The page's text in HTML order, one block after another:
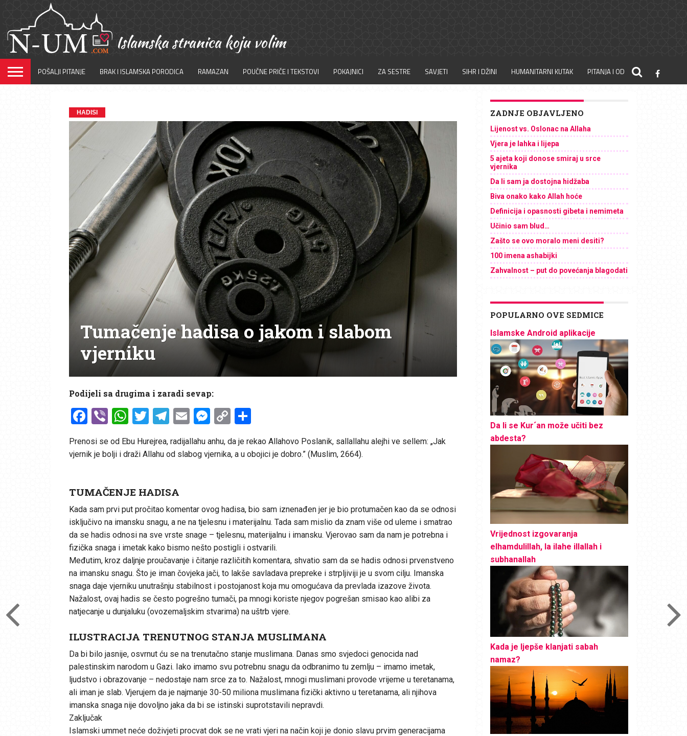
POŠALJI PITANJE BRAK I ISLAMSKA PORODICA RAMAZAN POUČNE PRIČE I TEKSTOVI POKAJNICI ZA SESTRE SAVJETI SIHR I DŽINI HUMANITARNI KUTAK PITANJA I ODGOVORI
HADISI
Tumačenje hadisa o jakom i slabom
vjerniku
Podijeli sa drugima i zaradi sevap:
Facebook
ViberWhatsApp
Twitter
Telegram
EmailMessenger
CopyShare
Prenosi se od Ebu Hurejrea, radijallahu anhu, da je rekao Allahovo Poslanik, sallallahu alejhi ve sellem: „Jak
vjernik je bolji i draži Allahu od slabog vjernika, a u obojici je dobro.” (Muslim, 2664).
TUMAČENJE HADISA
Kada sam prvi put pročitao komentar ovog hadisa, bio sam iznenađen jer je bio protumačen kao da se odnosi
isključivo na imansku snagu, a ne na tjelesnu i materijalnu. Tada sam mislio da znam više od uleme i smatrao
da se hadis odnosi na sve vrste snage – tjelesnu, materijalnu i imansku. Vjerovao sam da nam je potrebna i
fizička snaga i imetak kako bismo nešto postigli i ostvarili.
Međutim, kroz daljnje proučavanje i čitanje različitih komentara, shvatio sam da se hadis odnosi prvenstveno
na imansku snagu. Što je iman čovjeka jači, to lakše savladava prepreke i strpljiviji je u svom cilju. Imanska
snaga daje vjerniku unutrašnju stabilnost i postojanost koja mu omogućava da prevlada izazove života.
Nažalost, ovaj hadis se često pogrešno tumači, pa mnogi koriste njegov pogrešan smisao kao alibi za
natjecanje u dunjaluku (ovozemaljskim stvarima) na uštrb vjere.
ILUSTRACIJA TRENUTNOG STANJA MUSLIMANA
Da bi bilo jasnije, osvrnut ću se na trenutačno stanje muslimana. Danas smo svjedoci genocida nad
palestinskim narodom u Gazi. Iako imamo svu potrebnu snagu da odbranimo tu zemlju – imamo imetak,
ljudstvo i obrazovanje – nedostaje nam srce za to. Nažalost, mnogi muslimani provode vrijeme u teretanama,
ali iman je slab. Vjerujem da je najmanje 30-50 miliona muslimana fizički aktivno u teretanama, ali njihova
imanska snaga nije dovoljno jaka da bi se istinski suprotstavili nepravdi.
Zaključak
Islamski ummet neće doživjeti procvat dok se ne vrati vjeri na način koji je donio slavu prvim generacijama
ZADNJE OBJAVLJENO
Lijenost vs. Oslonac na Allaha
Vjera je lahka i lijepa
5 ajeta koji donose smiraj u srce
vjernika
Da li sam ja dostojna hidžaba
Biva onako kako Allah hoće
Definicija i opasnosti gibeta i nemimeta
Učinio sam blud…
Zašto se ovo moralo meni desiti?
100 imena ashabijki
Zahvalnost – put do povećanja blagodati
POPULARNO OVE SEDMICE
Islamske Android aplikacije
Da li se Kur´an može učiti bez
abdesta?
Vrijednost izgovaranja
elhamdulillah, la ilahe illallah i
subhanallah
Kada je ljepše klanjati sabah
namaz?